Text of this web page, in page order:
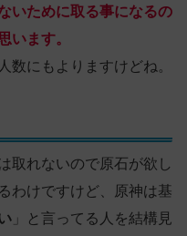
いために取る事になるの
います。
数にもよりますけどね。
取れないので原石が欲し
わけですけど、原神は基
」と言ってる人を結構見